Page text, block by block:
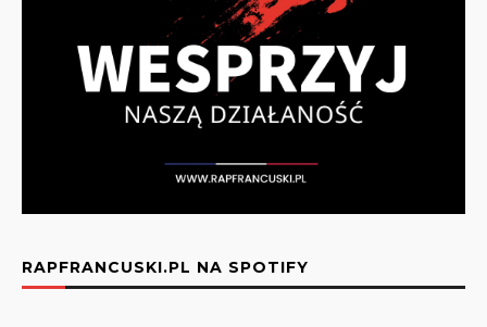
RAPFRANCUSKI.PL NA SPOTIFY